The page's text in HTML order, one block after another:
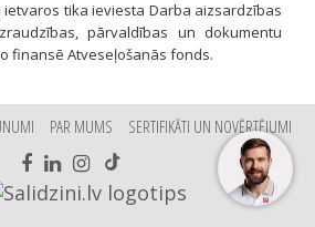
tika ieviesta Darba aizsardzības
pārvaldības un dokumentu
finansē Atveseļošanās fonds.
PAR MUMS SERTIFIKĀTI UN NOVĒRTĒJUMI